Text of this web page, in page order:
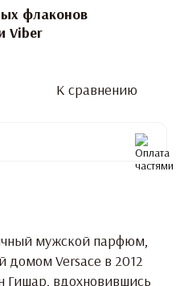
флаконов
Viber
К сравнению
мужской парфюм,
домом Versace в 2012
вдохновившись